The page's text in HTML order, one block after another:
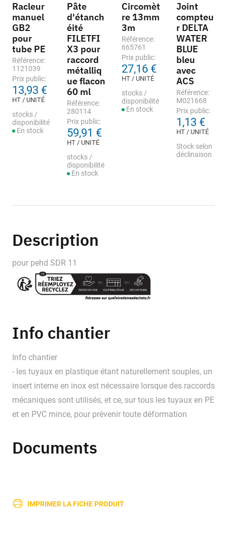
Racleur
manuel
GB2
pour
tube PE
Référence:
1121039
Prix public:
13,93 €
HT / UNITÉ
stocks /
disponibilité
En stock
Pâte
d'étanch
éité
FILETFI
X3 pour
raccord
métalliq
ue flacon
60 ml
Référence:
280114
Prix public:
59,91 €
HT / UNITÉ
stocks /
disponibilité
En stock
Circomèt
re 13mm
3m
Référence:
665761
Prix public:
27,16 €
HT / UNITÉ
stocks /
disponibilité
En stock
Joint
compteu
r DELTA
WATER
BLUE
bleu
avec
ACS
Référence:
M021668
Prix public:
1,13 €
HT / UNITÉ
Stock selon
déclinaison
Description
pour pehd SDR 11
Info chantier
Info chantier
- les tuyaux en plastique étant naturellement souples, un
insert interne en inox est nécessaire lorsque des raccords
mécaniques sont utilisés, et ce, sur tous les tuyaux en PE
et en PVC mince, pour prévenir toute déformation
Documents
IMPRIMER LA FICHE PRODUIT